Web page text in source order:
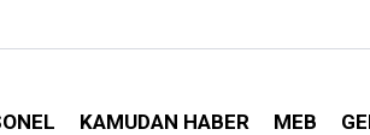
KAMUDAN HABER MEB